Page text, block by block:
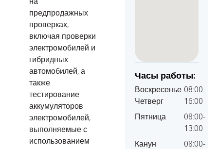
предпродажных
проверках,
включая проверки
электромобилей и
гибридных
автомобилей, а
также
тестирование
аккумуляторов
электромобилей,
выполняемые с
использованием
Часы работы:
Воскресенье-
Четверг
08:00-
16:00
Пятница
08:00-
13:00
Канун
08:00-